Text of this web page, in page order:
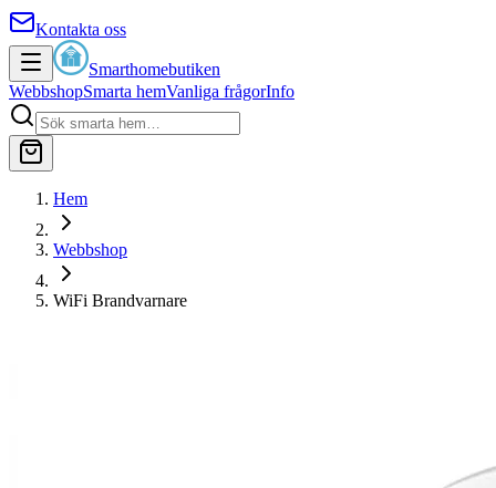
Kontakta oss
Smarthomebutiken
WebbshopSmarta hemVanliga frågorInfo
Hem
Webbshop
WiFi Brandvarnare